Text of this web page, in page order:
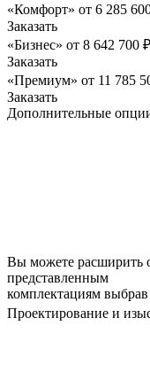
«Комфорт» от 6 285
Заказать
«Бизнес» от 8 642 700 ₽
Заказать
«Премиум» от 11 785
Заказать
Дополнительные
Вы можете расширить
представленным
комплектациям
Проектирование и